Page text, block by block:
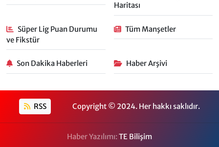
Haritası
Süper Lig Puan Durumu
ve Fikstür
Tüm Manşetler
Son Dakika Haberleri Haber Arşivi
RSS Copyright © 2024. Her hakkı saklıdır.
Haber Yazılımı:TE Bilişim